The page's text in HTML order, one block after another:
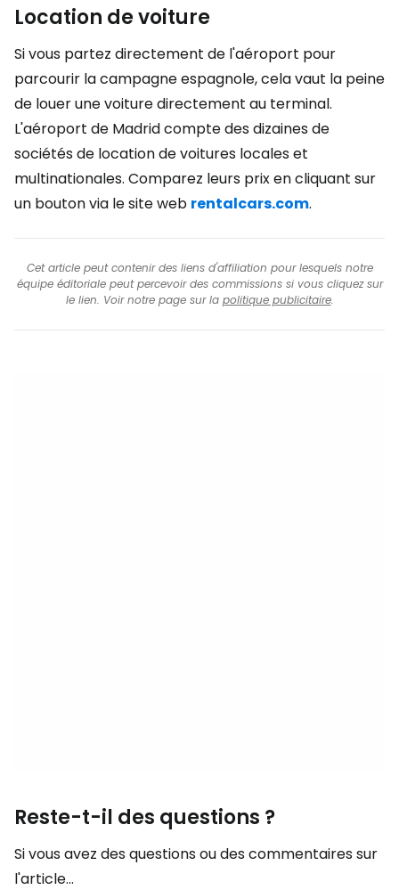
Location de voiture
Si vous partez directement de l'aéroport pour
parcourir la campagne espagnole, cela vaut la peine
de louer une voiture directement au terminal.
L'aéroport de Madrid compte des dizaines de
sociétés de location de voitures locales et
multinationales. Comparez leurs prix en cliquant sur
un bouton via le site web rentalcars.com.
Cet article peut contenir des liens d'affiliation pour lesquels notre
équipe éditoriale peut percevoir des commissions si vous cliquez sur
le lien. Voir notre page sur la politique publicitaire.
Reste-t-il des questions ?
Si vous avez des questions ou des commentaires sur
l'article...